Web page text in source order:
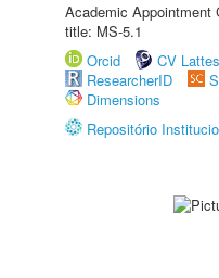
Academic Appointment
title: MS-5.1
Orcid
CV Lattes
ResearcherID
Dimensions
Repositório